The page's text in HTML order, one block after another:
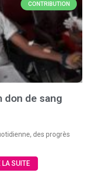
CONTRIBUTION
don de sang
des progrès
LA SUITE